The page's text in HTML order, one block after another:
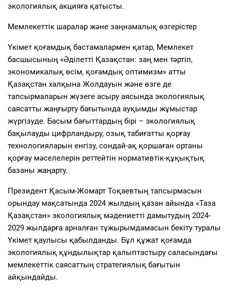
экологиялық акцияға қатысты.
Мемлекеттік шаралар және заңнамалық өзгерістер
Үкімет қоғамдық бастамалармен қатар, Мемлекет
басшысының «Әділетті Қазақстан: заң мен тәртіп,
экономикалық өсім, қоғамдық оптимизм» атты
Қазақстан халқына Жолдауын және өзге де
тапсырмаларын жүзеге асыру аясында экологиялық
саясатты жаңғырту бағытында ауқымды жұмыстар
жүргізуде. Басым бағыттардың бірі – экологиялық
бақылауды цифрландыру, озық табиғатты қорғау
технологияларын енгізу, сондай-ақ қоршаған ортаны
қорғау мәселелерін реттейтін нормативтік-құқықтық
базаны жаңарту.
Президент Қасым-Жомарт Тоқаевтың тапсырмасын
орындау мақсатында 2024 жылдың қазан айында «Таза
Қазақстан» экологиялық мәдениетті дамытудың 2024-
2029 жылдарға арналған тұжырымдамасын бекіту туралы
Үкімет қаулысы қабылданды. Бұл құжат қоғамда
экологиялық құндылықтар қалыптастыру саласындағы
мемлекеттік саясаттың стратегиялық бағытын
айқындайды.